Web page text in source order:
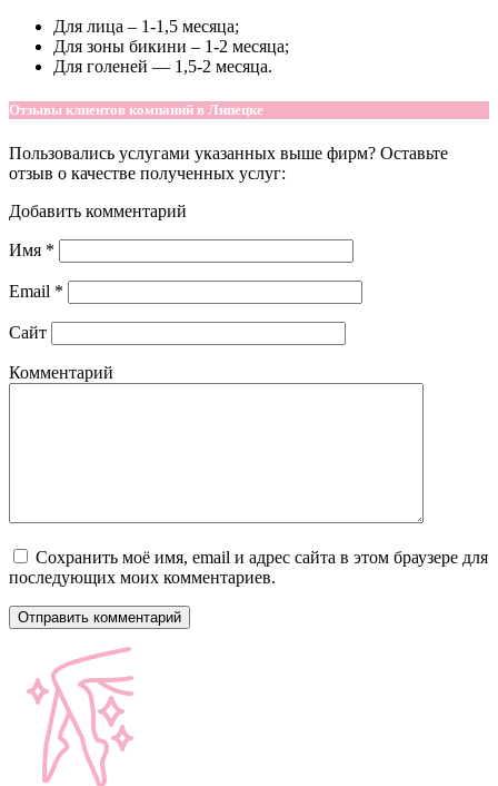
Для лица – 1-1,5 месяца;
Для зоны бикини – 1-2 месяца;
Для голеней — 1,5-2 месяца.
Отзывы клиентов компаний в Липецке
Пользовались услугами указанных выше фирм? Оставьте
отзыв о качестве полученных услуг:
Добавить комментарий
Имя *
Email *
Сайт
Комментарий
Сохранить моё имя, email и адрес сайта в этом браузере для
последующих моих комментариев.